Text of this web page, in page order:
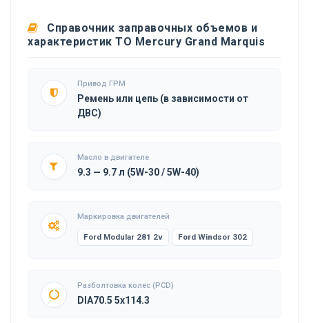
Справочник заправочных объемов и
характеристик ТО Mercury Grand Marquis
Привод ГРМ
Ремень или цепь (в зависимости от
ДВС)
Масло в двигателе
9.3 — 9.7 л (5W-30 / 5W-40)
Маркировка двигателей
Ford Modular 281 2v Ford Windsor 302
Разболтовка колес (PCD)
DIA70.5 5x114.3